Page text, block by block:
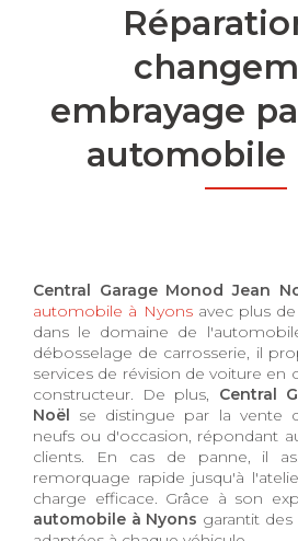
embrayage
automobile
Central Garage Monod Jean
automobile à Nyonsavec plus de
dans le domaine de
débosselage de carrosserie, il
services de révision de voiture en
constructeur. De plus, Central
Noël se distingue par la vente
neufs ou d'occasion, répondant
clients. En cas de panne, il
remorquage rapide jusqu'à
charge efficace. Grâce à son
automobile à Nyons garantit